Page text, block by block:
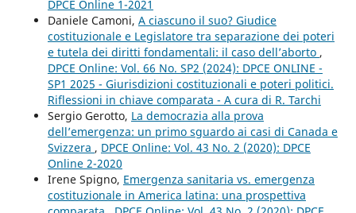
DPCE Online 1-2021
Daniele Camoni, A ciascuno il suo? Giudice
costituzionale e Legislatore tra separazione dei poteri
e tutela dei diritti fondamentali: il caso dell’aborto ,
DPCE Online: Vol. 66 No. SP2 (2024): DPCE ONLINE -
SP1 2025 - Giurisdizioni costituzionali e poteri politici.
Riflessioni in chiave comparata - A cura di R. Tarchi
Sergio Gerotto, La democrazia alla prova
dell’emergenza: un primo sguardo ai casi di Canada e
Svizzera , DPCE Online: Vol. 43 No. 2 (2020): DPCE
Online 2-2020
Irene Spigno, Emergenza sanitaria vs. emergenza
costituzionale in America latina: una prospettiva